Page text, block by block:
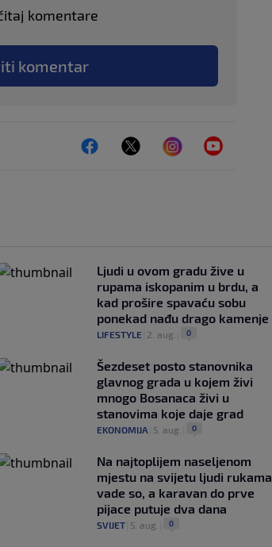
komentare
komentar
Ljudi u ovom gradu žive u
rupama iskopanim u brdu, a
kad prošire spavaću sobu
ponekad nađu drago kamenje
LIFESTYLE| 2. aug. 0
Šezdeset posto stanovnika
glavnog grada u kojem živi
mnogo Bosanaca živi u
stanovima koje daje grad
EKONOMIJA 5. aug. 0
Na najtoplijem naseljenom
mjestu na svijetu ljudi rukama
vade so, a karavan do prve
pijace putuje dva dana
SVIJET| 5. aug. 0